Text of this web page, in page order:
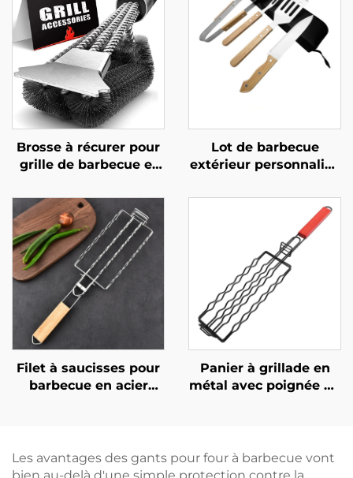
Brosse à récurer pour
grille de barbecue et
multifonctionnelle,
durable et réutilisable,
avec manche en acier
inoxydable et
plastique, outil pour
barbecue et four
Lot de barbecue
extérieur personnalisé
barbecue au charbon
de bois pour usage
domestique
comprenant des
pinces, un couteau de
cuisine à manche en
bois, une spatule et
une fourchette
Filet à saucisses pour
barbecue en acier
portable pour
barbecue avec pince
Panier à grillade en
métal avec poignée en
grillade de hot-dogs et
de saucisses, outil
Les avantages des gants pour four à barbecue vont